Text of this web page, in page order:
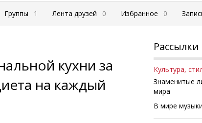
Группы 1 Лента друзей 0 Избранное 0
кухни за
на каждый
Рассылки
Культура,
Знаменитые
мира
В мире музыки